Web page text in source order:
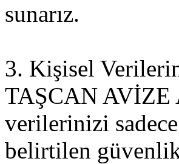
sunarız.
3. Kişisel
TAŞCAN AVİZE
verilerinizi
belirtilen